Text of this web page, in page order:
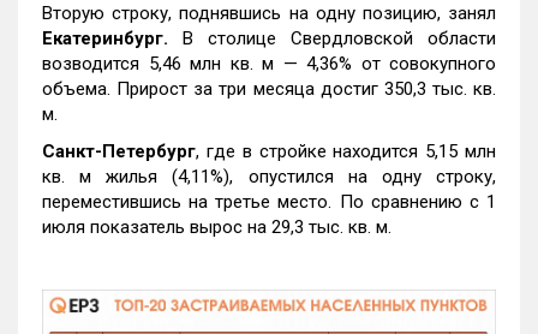
Вторую строку, поднявшись на одну позицию, занял
Екатеринбург. В столице Свердловской области
возводится 5,46 млн кв. м — 4,36% от совокупного
объема. Прирост за три месяца достиг 350,3 тыс. кв.
м.
Санкт-Петербург, где в стройке находится 5,15 млн
кв. м жилья (4,11%), опустился на одну строку,
переместившись на третье место. По сравнению с 1
июля показатель вырос на 29,3 тыс. кв. м.